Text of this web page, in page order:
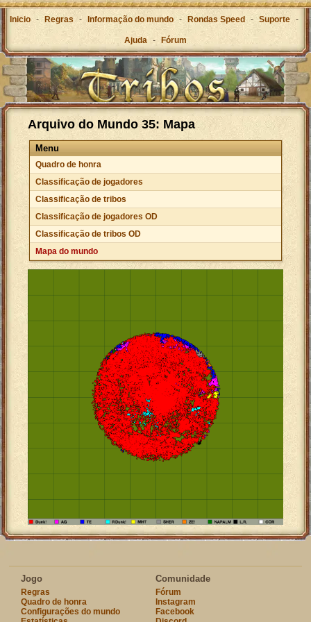
Inicio - Regras - Informação do mundo - Rondas Speed - Suporte -
Ajuda - Fórum
Arquivo do Mundo 35: Mapa
Menu
Quadro de honra
Classificação de jogadores
Classificação de tribos
Classificação de jogadores OD
Classificação de tribos OD
Mapa do mundo
Jogo
Regras
Quadro de honra
Configurações do mundo
Comunidade
Fórum
Instagram
Facebook